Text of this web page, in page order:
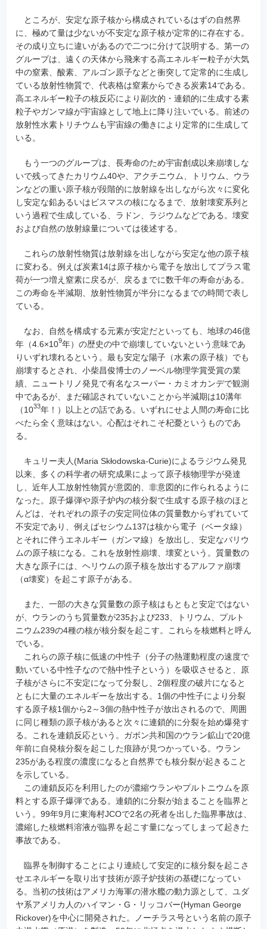
k
ところが、安定な原子核から構成されているはずの自然界
に、極めて量は少ないが不安定な原子核が定常的に存在する。
その成り立ちに違いがあるので二つに分けて説明する。第一の
グループは、遠くの天体から飛来する高エネルギー粒子が大気
中の窒素、酸素、アルゴン原子などと衝突して定常的に生成し
ている放射性物質で、代表格は窒素からできる炭素14である。
高エネルギー粒子の核反応により副次的・連鎖的に生成する素
粒子やガンマ線が宇宙線として地上に降り注いでいる。前述の
放射性水素トリチウムも宇宙線の働きにより定常的に生成して
いる。
もう一つのグループは、長寿命のため宇宙創成以来崩壊しな
いで残ってきたカリウム40や、アクチニウム、トリウム、ウラ
ンなどの重い原子核が段階的に放射線を出しながら次々に変化
し安定な鉛あるいはビスマスの核になるまで、放射壊変系列と
いう過程で生成している、ラドン、ラジウムなどである。壊変
および自然の放射線量については後述する。
これらの放射性物質は放射線を出しながら安定な他の原子核
に変わる。例えば炭素14は原子核から電子を放出してプラス電
荷が一つ増え窒素に戻るが、戻るまでに数千年の寿命がある。
この寿命を半減期、放射性物質が半分になるまでの時間で表し
ている。
なお、自然を構成する元素が安定だといっても、地球の46億
年（4.6×109年）の歴史の中で崩壊していないという意味であ
りいずれ壊れるという。最も安定な陽子（水素の原子核）でも
崩壊するとされ、小柴昌俊博士のノーベル物理学賞受賞の業
績、ニュートリノ発見で有名なスーパー・カミオカンデで観測
中であるが、まだ確認されていないことから半減期は10溝年
（1033年！）以上との話である。いずれにせよ人間の寿命に比
べたら全く意味はない。心配はそれこそ杞憂というものであ
る。
キュリー夫人(Maria Skłodowska-Curie)によるラジウム発見
以来、多くの科学者の研究成果によって原子核物理学が発達
し、近年人工放射性物質が意図的、非意図的に作られるように
なった。原子爆弾や原子炉内の核分裂で生成する原子核のほと
んどは、それぞれの原子の安定同位体の質量数からずれていて
不安定であり、例えばセシウム137は核から電子（ベータ線）
とそれに伴うエネルギー（ガンマ線）を放出し、安定なバリウ
ムの原子核になる。これを放射性崩壊、壊変という。質量数の
大きな原子には、ヘリウムの原子核を放出するアルファ崩壊
（α壊変）を起こす原子がある。
また、一部の大きな質量数の原子核はもともと安定ではない
が、ウランのうち質量数が235および233、トリウム、プルト
ニウム239の4種の核が核分裂を起こす。これらを核燃料と呼ん
でいる。
これらの原子核に低速の中性子（分子の熱運動程度の速度で
動いている中性子なので熱中性子という）を吸収させると、原
子核がさらに不安定になって分裂し、2個程度の破片になると
ともに大量のエネルギーを放出する。1個の中性子により分裂
する原子核1個から2～3個の熱中性子が放出されるので、周囲
に同じ種類の原子核があると次々に連鎖的に分裂を始め爆発す
る。これを連鎖反応という。ガボン共和国のウラン鉱山で20億
年前に自発核分裂を起こした痕跡が見つかっている。ウラン
235がある程度の濃度になると自然界でも核分裂が起きること
を示している。
この連鎖反応を利用したのが濃縮ウランやプルトニウムを原
料とする原子爆弾である。連鎖的に分裂が始まることを臨界と
いう。99年9月に東海村JCOで2名の死者を出した臨界事故は、
濃縮した核燃料溶液が臨界を起こす量になってしまって起きた
事故である。
臨界を制御することにより連続して安定的に核分裂を起こさ
せエネルギーを取り出す技術が原子炉技術の基礎になってい
る。当初の技術はアメリカ海軍の潜水艦の動力源として、ユダ
ヤ系アメリカ人のハイマン・G・リッコバー(Hyman George
Rickover)を中心に開発された。ノーチラス号という名前の原子